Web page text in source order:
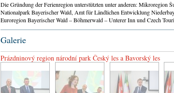
Die Gründung der Ferienregion unterstützten unter anderen: Mikroregion
Nationalpark Bayerischer Wald, Amt für Ländlichen Entwicklung
Euroregion Bayerischer Wald – Böhmerwald – Unterer Inn und Czech
Galerie
Prázdninový region národní park Český les a Bavorský les